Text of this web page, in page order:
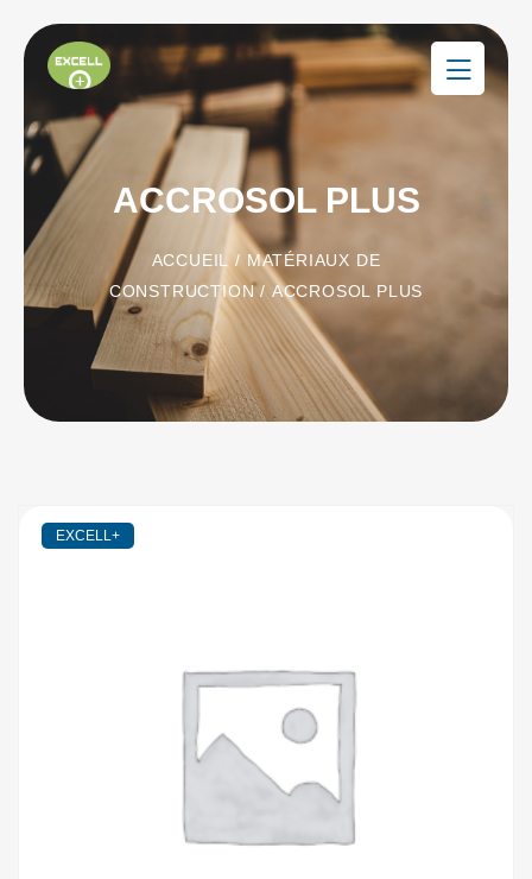
ACCROSOL PLUS
ACCUEIL / MATÉRIAUX DE
CONSTRUCTION/ ACCROSOL PLUS
EXCELL+